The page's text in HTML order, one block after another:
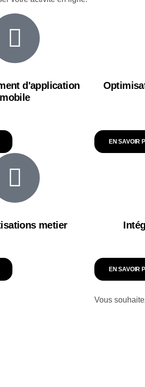
d'application
mobile
EN SAVOIR
metier
EN SAVOIR
Vous